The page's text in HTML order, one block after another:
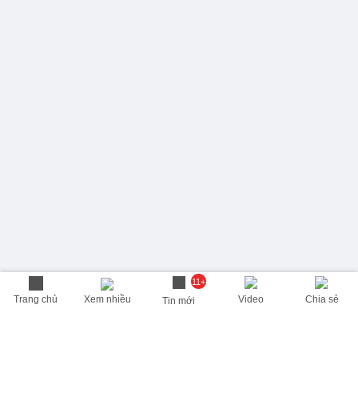
Trang chủ Xem nhiều
11+
Tin mới Video Chia sẻ